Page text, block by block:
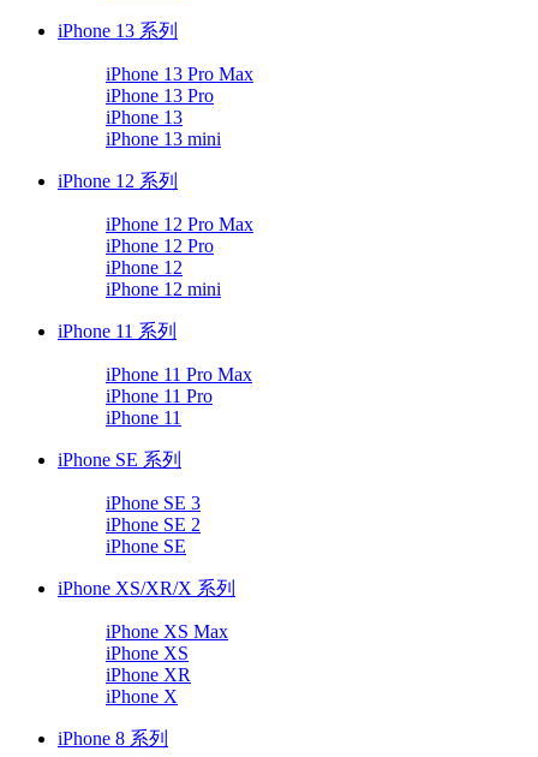
iPhone 13 系列
iPhone 13 Pro Max
iPhone 13 Pro
iPhone 13
iPhone 13 mini
iPhone 12 系列
iPhone 12 Pro Max
iPhone 12 Pro
iPhone 12
iPhone 12 mini
iPhone 11 系列
iPhone 11 Pro Max
iPhone 11 Pro
iPhone 11
iPhone SE 系列
iPhone SE 3
iPhone SE 2
iPhone SE
iPhone XS/XR/X 系列
iPhone XS Max
iPhone XS
iPhone XR
iPhone X
iPhone 8 系列